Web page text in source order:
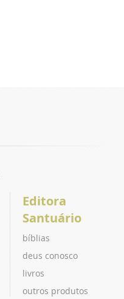
Editora
Santuário
bíblias
deus conosco
livros
outros produtos